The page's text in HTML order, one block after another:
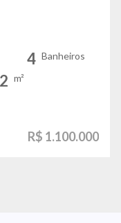
4 Banheiros
m²
R$ 1.100.000